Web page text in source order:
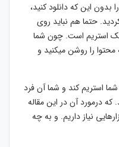
این که دانلود کنید،
حتما هم نباید روی
استریم است. چون شما
را روشن میکنید و
استریم کند و شما آن فرد
که درمورد آن در این مقاله
نیاز داریم. و به چه